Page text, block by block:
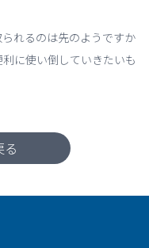
れるのは先のようですか
に使い倒していきたいも